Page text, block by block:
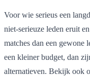
Voor wie serieus een
niet-serieuze leden eruit
matches dan een gewone
een kleiner budget, dan
alternatieven. Bekijk ook